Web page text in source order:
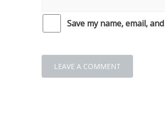
Save my name, email,